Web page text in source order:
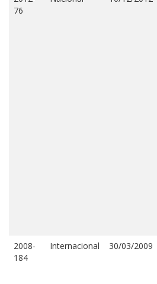
76
2008-
184
Internacional 30/03/2009